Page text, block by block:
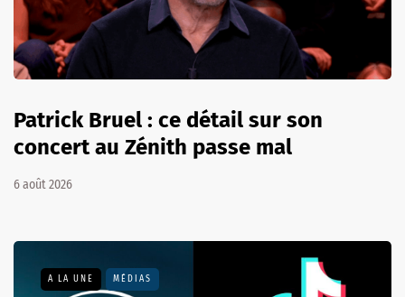
Patrick Bruel : ce détail sur son
concert au Zénith passe mal
6 août 2026
A LA UNE MÉDIAS